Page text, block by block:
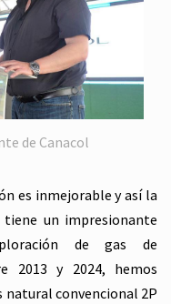
de Canacol
es inmejorable y así la
tiene un impresionante
de gas de
2013 y 2024, hemos
natural convencional 2P